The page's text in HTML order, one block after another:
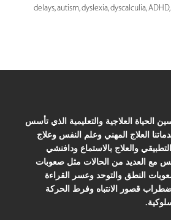
delays, autism, dyslexia, dyscalculia,
الحياة العلاجية والتعليمية الذي تأسس
خدماتنا العلاج المهني وعلم النفس وعلاج
والعلاج بالاستماع ودافنشي
مع العديد من الحالات مثل صعوبات
النطق والتوحد وعسر القراءة
قصور الانتباه وفرط الحركة